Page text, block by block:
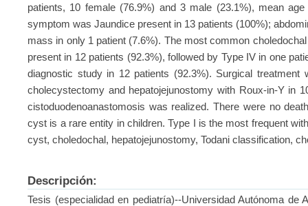
patients, 10 female (76.9%) and 3 male (23.1%), mean
symptom was Jaundice present in 13 patients (100%);
mass in only 1 patient (7.6%). The most common
present in 12 patients (92.3%), followed by Type IV in one
diagnostic study in 12 patients (92.3%). Surgical
cholecystectomy and hepatojejunostomy with Roux-in-Y in
cistoduodenoanastomosis was realized. There were no
cyst is a rare entity in children. Type I is the most frequent
cyst, choledochal, hepatojejunostomy, Todani classification,
Descripción:
Tesis (especialidad en pediatría)--Universidad Autónoma de